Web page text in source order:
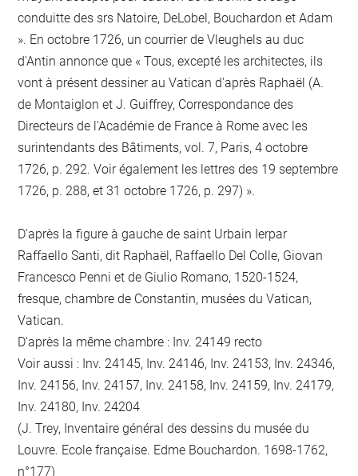
conduitte des srs Natoire, DeLobel, Bouchardon et Adam
». En octobre 1726, un courrier de Vleughels au duc
d'Antin annonce que « Tous, excepté les architectes, ils
vont à présent dessiner au Vatican d'après Raphaël (A.
de Montaiglon et J. Guiffrey, Correspondance des
Directeurs de l'Académie de France à Rome avec les
surintendants des Bâtiments, vol. 7, Paris, 4 octobre
1726, p. 292. Voir également les lettres des 19 septembre
1726, p. 288, et 31 octobre 1726, p. 297) ».
D'après la figure à gauche de saint Urbain Ierpar
Raffaello Santi, dit Raphaël, Raffaello Del Colle, Giovan
Francesco Penni et de Giulio Romano, 1520-1524,
fresque, chambre de Constantin, musées du Vatican,
Vatican.
D'après la même chambre : Inv. 24149 recto
Voir aussi : Inv. 24145, Inv. 24146, Inv. 24153, Inv. 24346,
Inv. 24156, Inv. 24157, Inv. 24158, Inv. 24159, Inv. 24179,
Inv. 24180, Inv. 24204
(J. Trey, Inventaire général des dessins du musée du
Louvre. Ecole française. Edme Bouchardon. 1698-1762,
n°177)